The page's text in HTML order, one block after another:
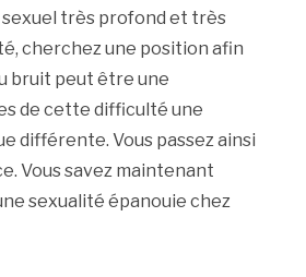
très profond et très
cherchez une position afin
bruit peut être une
de cette difficulté une
différente. Vous passez ainsi
Vous savez maintenant
sexualité épanouie chez